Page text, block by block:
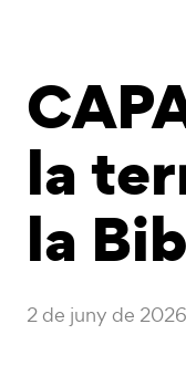
la
la
2 de juny de 2026